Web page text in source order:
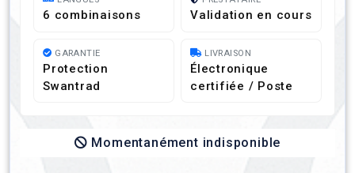
6 combinaisons Validation en cours
GARANTIE
Protection
Swantrad
LIVRAISON
Électronique
certifiée / Poste
Momentanément indisponible